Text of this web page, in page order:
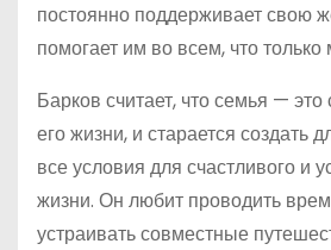
постоянно поддерживает свою
помогает им во всем, что только
Барков считает, что семья —
его жизни, и старается создать
все условия для счастливого и
жизни. Он любит проводить
устраивать совместные